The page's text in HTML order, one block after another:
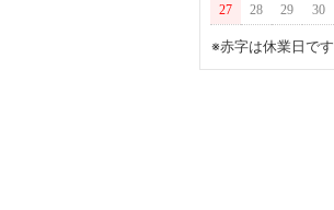
27
28 29 30
※赤字は休業日です